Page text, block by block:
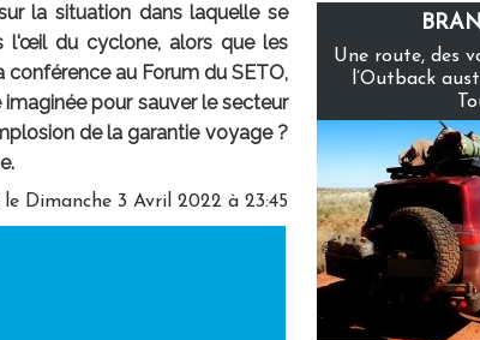
la situation dans laquelle se
l'œil du cyclone, alors que les
conférence au Forum du SETO,
pour sauver le secteur
de la garantie voyage ?
le Dimanche 3 Avril 2022 à 23:45
Une route, des
l’Outback